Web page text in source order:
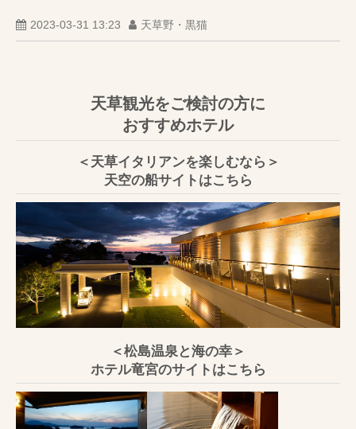
2023-03-31 13:23 天草野・黒猫
天草観光をご検討の方に
おすすめホテル
＜天草イタリアンを楽しむなら＞
天空の船サイトはこちら
＜松島温泉と海の幸＞
ホテル竜宮のサイトはこちら